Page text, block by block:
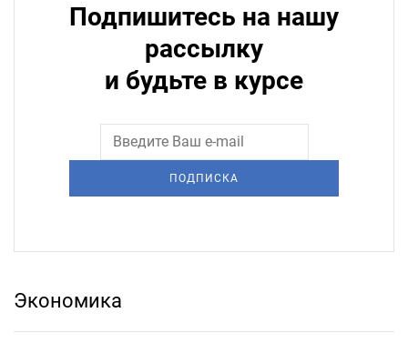
Подпишитесь на нашу
рассылку
и будьте в курсе
ПОДПИСКА
Экономика